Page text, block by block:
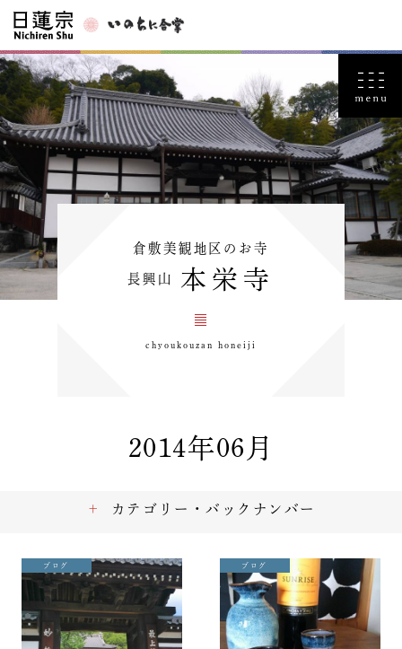
倉敷美観地区のお寺
長興山 本栄寺
chyoukouzan honeiji
2014年06月
ブログ ブログ
カテゴリー・バックナンバー